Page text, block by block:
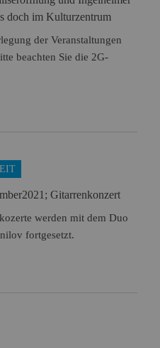
doch im Kulturzentrum
der Veranstaltungen
beachten Sie die 2G-
Gitarrenkonzert
werden mit dem Duo
fortgesetzt.